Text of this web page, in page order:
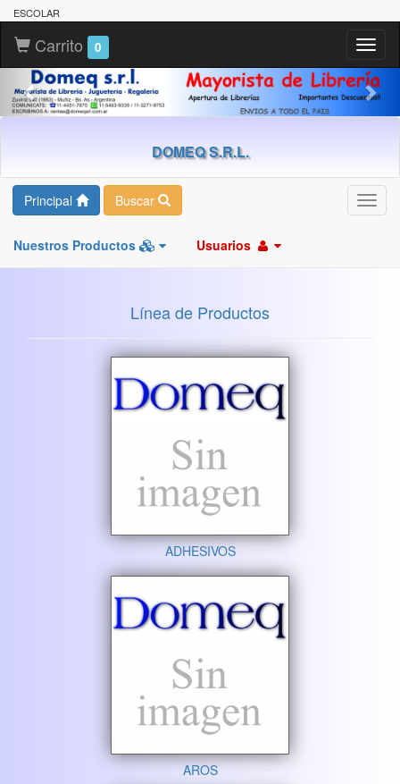
ESCOLAR
Carrito 0
DOMEQ S.R.L.
Principal Buscar
Nuestros Productos Usuarios
Línea de Productos
ADHESIVOS
AROS